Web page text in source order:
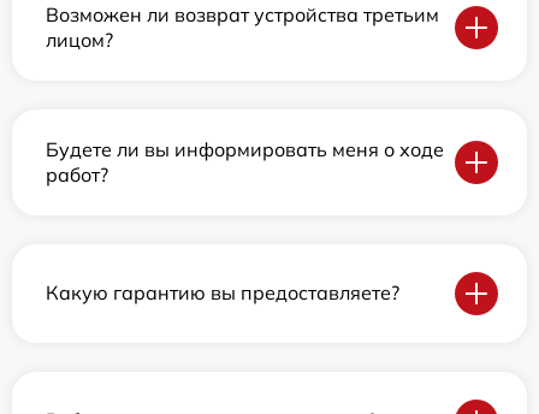
Возможен ли возврат устройства третьим
лицом?
Будете ли вы информировать меня о ходе
работ?
Какую гарантию вы предоставляете?